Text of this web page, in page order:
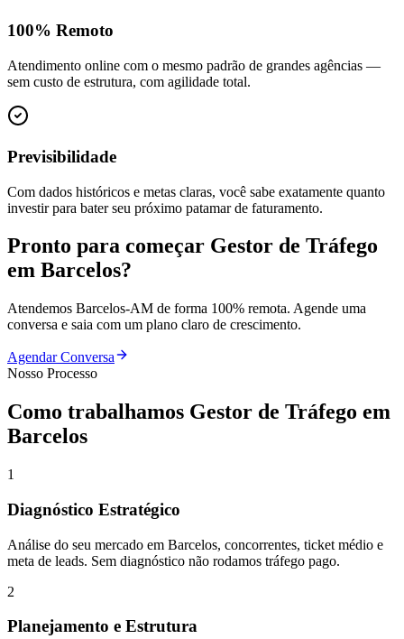
100% Remoto
Atendimento online com o mesmo padrão de grandes agências —
sem custo de estrutura, com agilidade total.
Previsibilidade
Com dados históricos e metas claras, você sabe exatamente quanto
investir para bater seu próximo patamar de faturamento.
Pronto para começar Gestor de Tráfego
em Barcelos?
Atendemos Barcelos-AM de forma 100% remota. Agende uma
conversa e saia com um plano claro de crescimento.
Agendar Conversa
Nosso Processo
Como trabalhamos Gestor de Tráfego em
Barcelos
1
Diagnóstico Estratégico
Análise do seu mercado em Barcelos, concorrentes, ticket médio e
meta de leads. Sem diagnóstico não rodamos tráfego pago.
2
Planejamento e Estrutura